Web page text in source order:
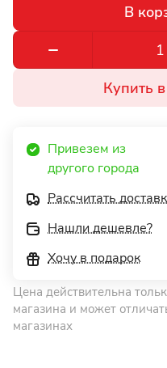
В
Купить
Привезем из
другого города
Рассчитать
Нашли дешевле?
Хочу в подарок
Цена действительна
магазина и может
магазинах